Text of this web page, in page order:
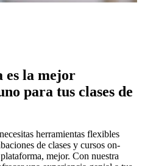
es la mejor
para tus clases de
herramientas flexibles
de clases y cursos on-
mejor. Con nuestra